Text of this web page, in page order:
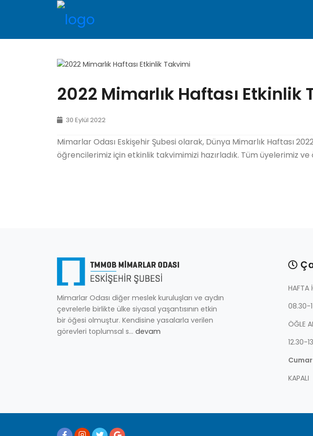
2022 Mimarlık Haftası Etkinlik
30 Eylül 2022
Mimarlar Odası Eskişehir Şubesi olarak, Dünya Mimarlık Haftası
öğrencilerimiz için etkinlik takvimimizi hazırladık. Tüm üyelerimiz
Mimarlar Odası diğer meslek kuruluşları ve aydın
çevrelerle birlikte ülke siyasal yaşantısının etkin
bir öğesi olmuştur. Kendisine yasalarla verilen
görevleri toplumsal s... devam
HAFTA
08.30-
ÖĞLE
12.30-
KAPALI